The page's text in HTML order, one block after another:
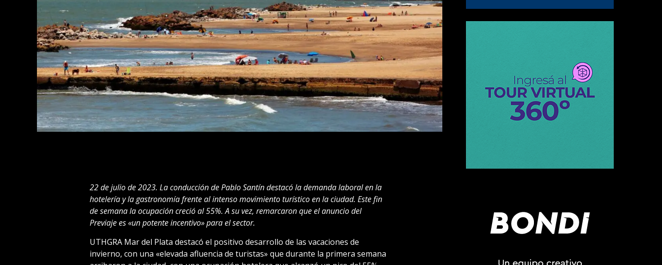
22 de julio de 2023. La conducción de Pablo Santín destacó la demanda laboral en la
hotelería y la gastronomía frente al intenso movimiento turístico en la ciudad. Este fin
de semana la ocupación creció al 55%. A su vez, remarcaron que el anuncio del
Previaje es «un potente incentivo» para el sector.
UTHGRA Mar del Plata destacó el positivo desarrollo de las vacaciones de
invierno, con una «elevada afluencia de turistas» que durante la primera semana